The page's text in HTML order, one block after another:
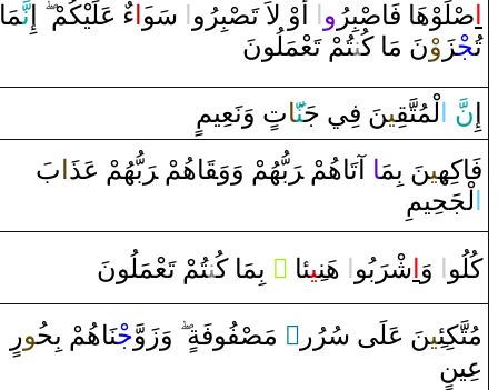
صْ‍‍لَوْهَا‌ فَاصْ‍‍بِرُ ‌و ‌ ‌أَ‌وْ‌ لاَ‌ تَ‍‍صْ‍‍بِرُ‌و ‌ سَو ‌ءٌ‌ عَلَيْكُمْ ‌إِنَّ‍‍مَا‌
تُ‍‍جْ‍‍زَ ‌وْنَ مَا‌ كُ‍‌‍ن‍‍تُمْ تَعْمَلُونَ
نّ لْمُتَّ‍‍قِ‍‍ي‍‍نَ فِي جَ‍‍نّ‍‍َ‍ات ‌ ‌وَنَعِيمٍ
فَاكِه‍‍ِ‍ي‍‍نَ بِمَ‍‍ا ‌ ‌آتَاهُمْ ‌‍رَبُّهُمْ ‌وَ‌وَ‍قَ‍‍اهُمْ ‌‍رَبُّهُمْ عَذ بَ
لْجَحِيمِ
كُلُو ‌ ‌وَ شْ‍رَبُو ‌ هَن‍‍ِ‍ي‍‍ئا ‌ ً ‌ بِمَا‌ كُ‍‌‍ن‍‍تُمْ تَعْمَلُونَ
مُتَّكِئ‍‍ِ‍ي‍‍نَ عَلَى‌ سُرُ‌ر ‌ٍ ‌ مَ‍‍صْ‍‍فُوفَة‌ ‌وَ‌زَ‌وَّجْ‍‍نَاهُمْ بِح‍‍ُ‍و‌رٍ‌
عِينٍ